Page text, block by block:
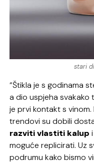
stari
“Štikla je s godinama
a dio uspjeha svakako
je prvi kontakt s
trendovi su dobili
razviti vlastiti kalup
moguće replicirati. Uz
podrumu kako bismo